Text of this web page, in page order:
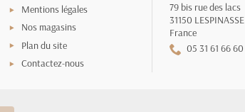
Mentions légales
Nos magasins
Plan du site
Contactez-nous
79 bis rue des lacs
31150 LESPINASSE
France
05 31 61 66 60